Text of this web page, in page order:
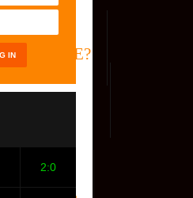
ONLINE?
YOUTUBE
2:0